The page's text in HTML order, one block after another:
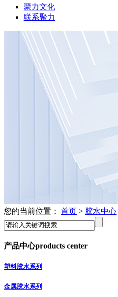
聚力文化
联系聚力
您的当前位置： 首页 > 胶水中心
产品中心products center
塑料胶水系列
金属胶水系列